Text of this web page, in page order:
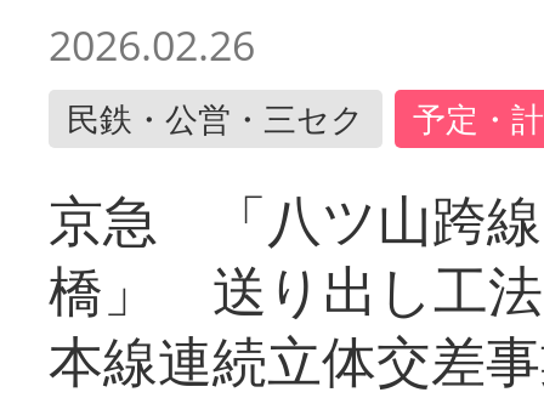
2026.02.26
民鉄・公営・三セク 予定・
京急 「八ツ山跨
橋」 送り出し工
本線連続立体交差